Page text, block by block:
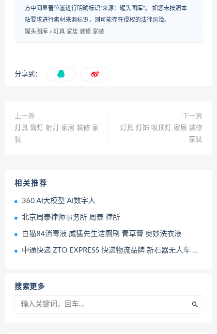
方中间显著位置进行明确标识“来源：罐头图库”。 如您未按照本
站要求进行素材来源标识，则可能存在侵权的法律风险。
罐头图库 » 灯具 家居 装修 家装
分享到：
上一篇
灯具 筒灯 射灯 家居 装修 家
装
下一篇
灯具 灯饰 吸顶灯 家居 装修
家装
相关推荐
360 AI大模型 AI数字人
北京周泰律师事务所 周泰 律所
白猫84消毒液 威猛先生洁厕刷 青草膏 奥妙洗衣液
中通快递 ZTO EXPRESS 快递物流品牌 新石器无人车 NEOLIX
搜索更多